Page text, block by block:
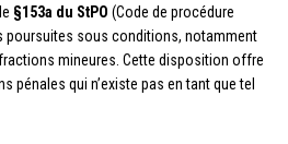
§153a du StPO (Code de procédure
poursuites sous conditions, notamment
mineures. Cette disposition offre
pénales qui n’existe pas en tant que tel